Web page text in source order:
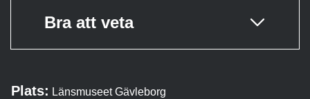
Bra att veta
Plats: Länsmuseet Gävleborg